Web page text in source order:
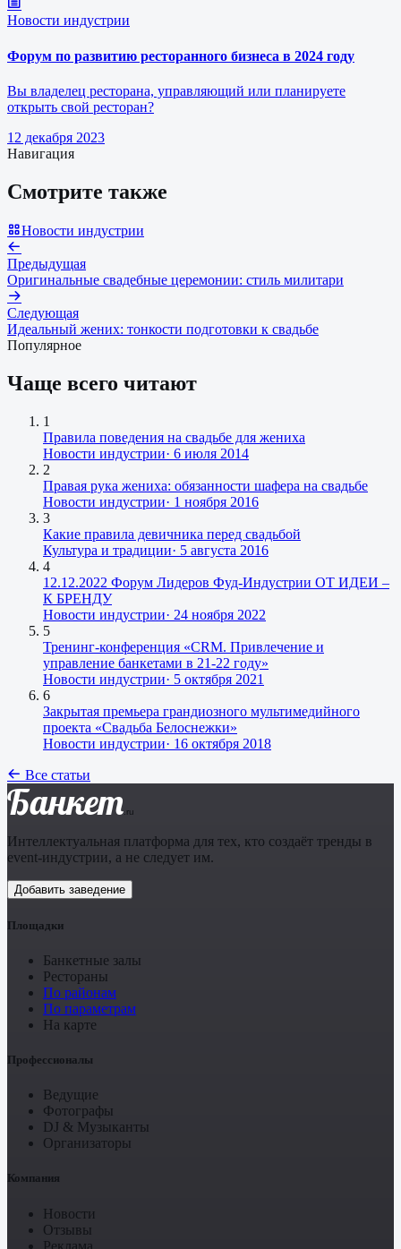
Новости индустрии
Форум по развитию ресторанного бизнеса в 2024 году
Вы владелец ресторана, управляющий или планируете
открыть свой ресторан?
12 декабря 2023
Навигация
Смотрите также
Новости индустрии
Предыдущая
Оригинальные свадебные церемонии: стиль милитари
Следующая
Идеальный жених: тонкости подготовки к свадьбе
Популярное
Чаще всего читают
1
Правила поведения на свадьбе для жениха
Новости индустрии· 6 июля 2014
2
Правая рука жениха: обязанности шафера на свадьбе
Новости индустрии· 1 ноября 2016
3
Какие правила девичника перед свадьбой
Культура и традиции· 5 августа 2016
4
12.12.2022 Форум Лидеров Фуд-Индустрии ОТ ИДЕИ –
К БРЕНДУ
Новости индустрии· 24 ноября 2022
5
Тренинг-конференция «CRM. Привлечение и
управление банкетами в 21-22 году»
Новости индустрии· 5 октября 2021
6
Закрытая премьера грандиозного мультимедийного
проекта «Свадьба Белоснежки»
Новости индустрии· 16 октября 2018
Все статьи
Банкет .ru
Интеллектуальная платформа для тех, кто создаёт тренды в
event-индустрии, а не следует им.
Добавить заведение
Площадки
Банкетные залы
Рестораны
По районам
По параметрам
На карте
Профессионалы
Ведущие
Фотографы
DJ & Музыканты
Организаторы
Компания
Новости
Отзывы
Реклама